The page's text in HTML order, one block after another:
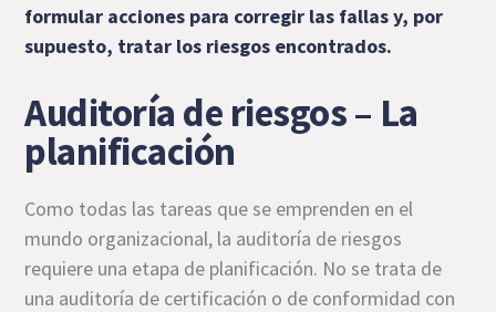
formular acciones para corregir las fallas y, por
supuesto, tratar los riesgos encontrados.
Auditoría de riesgos – La
planificación
Como todas las tareas que se emprenden en el
mundo organizacional, la auditoría de riesgos
requiere una etapa de planificación. No se trata de
una auditoría de certificación o de conformidad con